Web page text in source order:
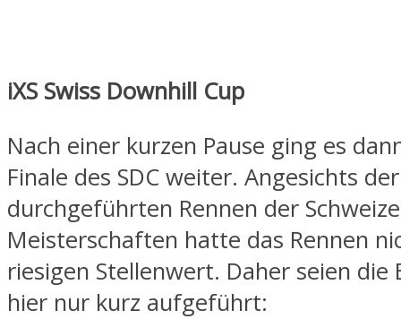
iXS Swiss Downhill Cup
Nach einer kurzen Pause ging es
Finale des SDC weiter. Angesichts
durchgeführten Rennen der
Meisterschaften hatte das Rennen
riesigen Stellenwert. Daher seien die
hier nur kurz aufgeführt: